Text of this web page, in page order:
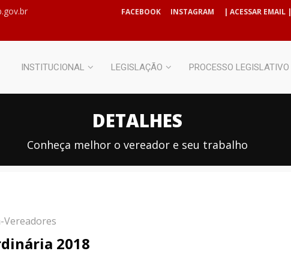
FACEBOOK INSTAGRAM | ACESSAR EMAIL |
INSTITUCIONAL LEGISLAÇÃO PROCESSO LEGISLATIVO
DETALHES
Conheça melhor o vereador e seu trabalho
Vereadores
2018